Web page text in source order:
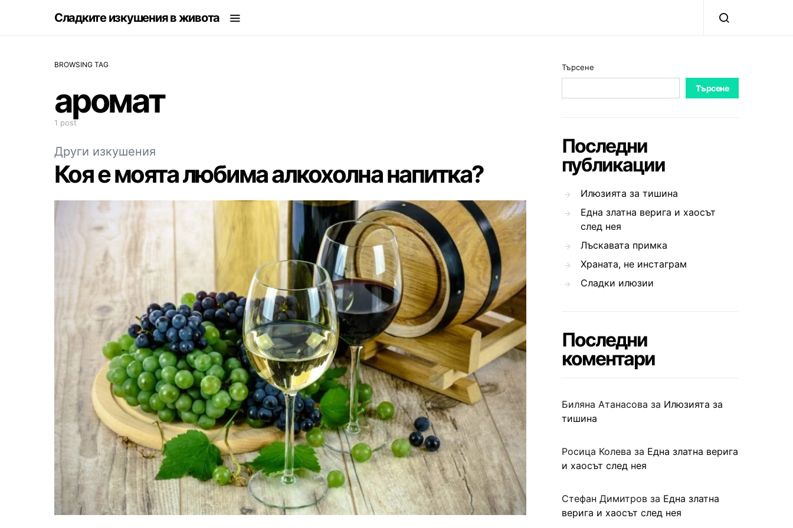
Сладките изкушения в живота
BROWSING TAG
аромат
1 post
Други изкушения
Коя е моята любима алкохолна напитка?
Търсене
Търсене
Последни
публикации
Илюзията за тишина
Една златна верига и хаосът
след нея
Лъскавата примка
Храната, не инстаграм
Сладки илюзии
Последни
коментари
Биляна Атанасова за Илюзията за
тишина
Росица Колева за Една златна верига
и хаосът след нея
Стефан Димитров за Една златна
верига и хаосът след нея